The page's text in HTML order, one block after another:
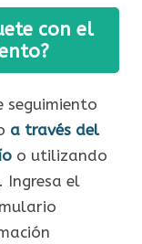
con el
seguimiento
a través del
o utilizando
Ingresa el